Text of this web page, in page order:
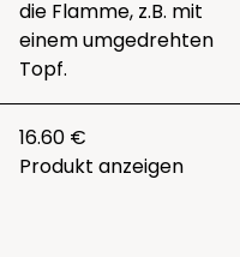
die Flamme, z.B. mit
einem umgedrehten
Topf.
16.60 €
Produkt anzeigen